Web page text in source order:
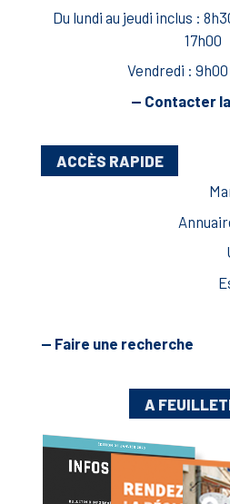
Du lundi au jeudi inclus :
17h00
Vendredi : 9h00
— Contacter
ACCÈS RAPIDE
— Faire une recherche
A